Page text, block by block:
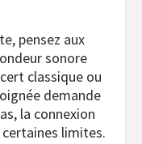
pensez aux
sonore
classique ou
demande
la connexion
limites.